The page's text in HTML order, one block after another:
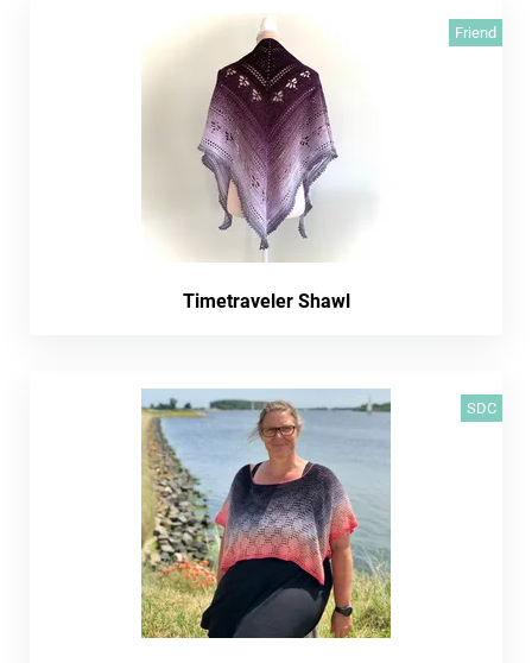
Friend
Timetraveler Shawl
SDC